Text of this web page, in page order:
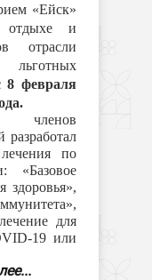
«Ейск»
отдыхе и
отрасли
8 февраля
членов
разработал
по
«Базовое
здоровья»,
для
19 или